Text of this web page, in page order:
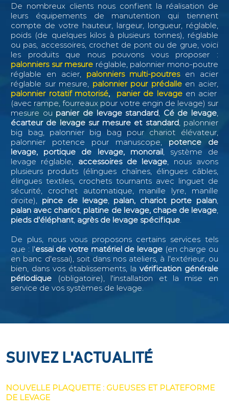
De nombreux clients nous confient la réalisation de
leurs équipements de manutention qui tiennent
compte de votre hauteur, largeur, longueur, réglable,
poids (de quelques kilos à plusieurs tonnes), réglable
ou pas, accessoires, crochet de pont ou de grue, voici
les produits que nous pouvons vous proposer :
palonniers sur mesure réglable, palonnier mono-poutre
réglable en acier,palonniers multi-poutres en acier
réglable sur mesure, palonnier pour prédalle en acier,
palonnier rotatif motorisé, panier de levage en acier
(avec rampe, fourreaux pour votre engin de levage) sur
mesure ou panier de levage standard, Cé de levage,
écarteur de levage sur mesure et standard, palonnier
big bag, palonnier big bag pour chariot élévateur,
palonnier potence pour manuscope, potence de
levage, portique de levage, monorail, système de
levage réglable, accessoires de levage, nous avons
plusieurs produits (élingues chaînes, élingues câbles,
élingues textiles, crochets tournants avec linguet de
sécurité, crochet automatique, manille lyre, manille
droite), pince de levage, palan, chariot porte palan,
palan avec chariot, platine de levage, chape de levage,
pieds d'éléphant, agrès de levage spécifique.
De plus, nous vous proposons certains services tels
que : l'essai de votre matériel de levage (en charge ou
en banc d'essai), soit dans nos ateliers, à l'extérieur, ou
bien, dans vos établissements, la vérification générale
périodique (obligatoire), l'installation et la mise en
service de vos systèmes de levage.
SUIVEZ L'ACTUALITÉ
NOUVELLE PLAQUETTE : PALONNIER DÉPORTÉ
SUIVEZ L'ACTUALITÉ
NOUVELLE PLAQUETTE : GUEUSES ET PLATEFORME
DE LEVAGE
SUIVEZ L'ACTUALITÉ
PALAN ET CHARIOT PORTE PALAN EN PROMOTION
SUIVEZ L'ACTUALITÉ
NOUVEAU : PALONNIER DE LEVAGE ROTATIF
MOTORISÉ 5 TONNES – MODÈLE M10M1